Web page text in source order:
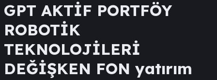
GPT AKTİF PORTFÖY
ROBOTİK
TEKNOLOJİLERİ
DEĞİŞKEN FON yatırım